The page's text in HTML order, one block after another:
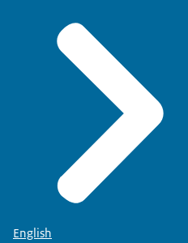
English